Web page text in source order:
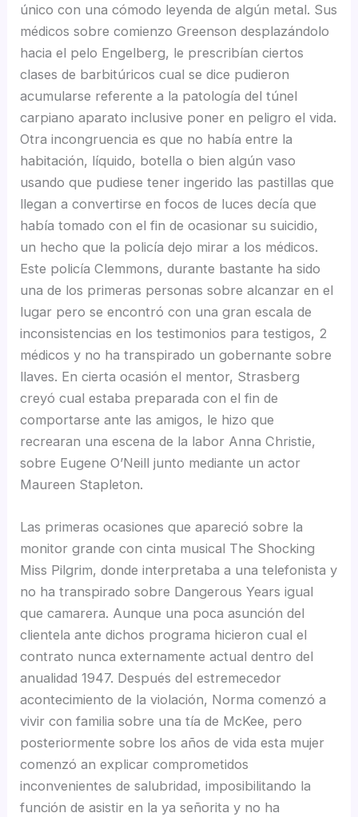
único con una cómodo leyenda de algún metal. Sus
médicos sobre comienzo Greenson desplazándolo
hacia el pelo Engelberg, le prescribían ciertos
clases de barbitúricos cual se dice pudieron
acumularse referente a la patologí­a del túnel
carpiano aparato inclusive poner en peligro el vida.
Otra incongruencia es que no había entre la
habitación, líquido, botella o bien algún vaso
usando que pudiese tener ingerido las pastillas que
llegan a convertirse en focos de luces decía que
había tomado con el fin de ocasionar su suicidio,
un hecho que la policía dejo mirar a los médicos.
Este policía Clemmons, durante bastante ha sido
una de los primeras personas sobre alcanzar en el
lugar pero se encontró con una gran escala de
inconsistencias en los testimonios para testigos, 2
médicos y no ha transpirado un gobernante sobre
llaves. En cierta ocasión el mentor, Strasberg
creyó cual estaba preparada con el fin de
comportarse ante las amigos, le hizo que
recrearan una escena de la labor Anna Christie,
sobre Eugene O’Neill junto mediante un actor
Maureen Stapleton.
Las primeras ocasiones que apareció sobre la
monitor grande con cinta musical The Shocking
Miss Pilgrim, donde interpretaba a una telefonista y
no ha transpirado sobre Dangerous Years igual
que camarera. Aunque una poca asunción del
clientela ante dichos programa hicieron cual el
contrato nunca externamente actual dentro del
anualidad 1947. Después del estremecedor
acontecimiento de la violación, Norma comenzó a
vivir con familia sobre una tía de McKee, pero
posteriormente sobre los años de vida esta mujer
comenzó an explicar comprometidos
inconvenientes de salubridad, imposibilitando la
función de asistir en la ya señorita y no ha